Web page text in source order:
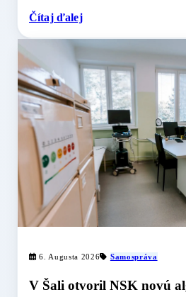
Čítaj ďalej
6. Augusta 2026 Samospráva
V Šali otvoril NSK novú